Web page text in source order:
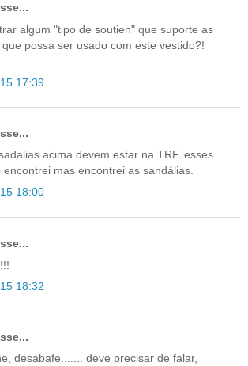
algum "tipo de soutien" que suporte as
possa ser usado com este vestido?!
17:39
acima devem estar na TRF. esses
mas encontrei as sandálias.
18:00
18:32
desabafe....... deve precisar de falar,